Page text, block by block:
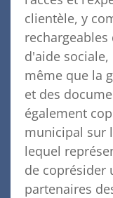
clientèle, y
d'aide
même que la
et des
également
municipal sur
lequel
de coprésider
partenaires